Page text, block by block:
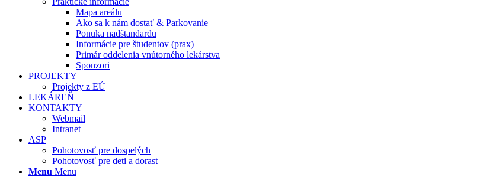
Mapa areálu
Ako sa k nám dostať & Parkovanie
Ponuka nadštandardu
Informácie pre študentov (prax)
Primár oddelenia vnútorného lekárstva
Sponzori
PROJEKTY
Projekty z EÚ
LEKÁREŇ
KONTAKTY
Webmail
Intranet
ASP
Pohotovosť pre dospelých
Pohotovosť pre deti a dorast
Menu Menu